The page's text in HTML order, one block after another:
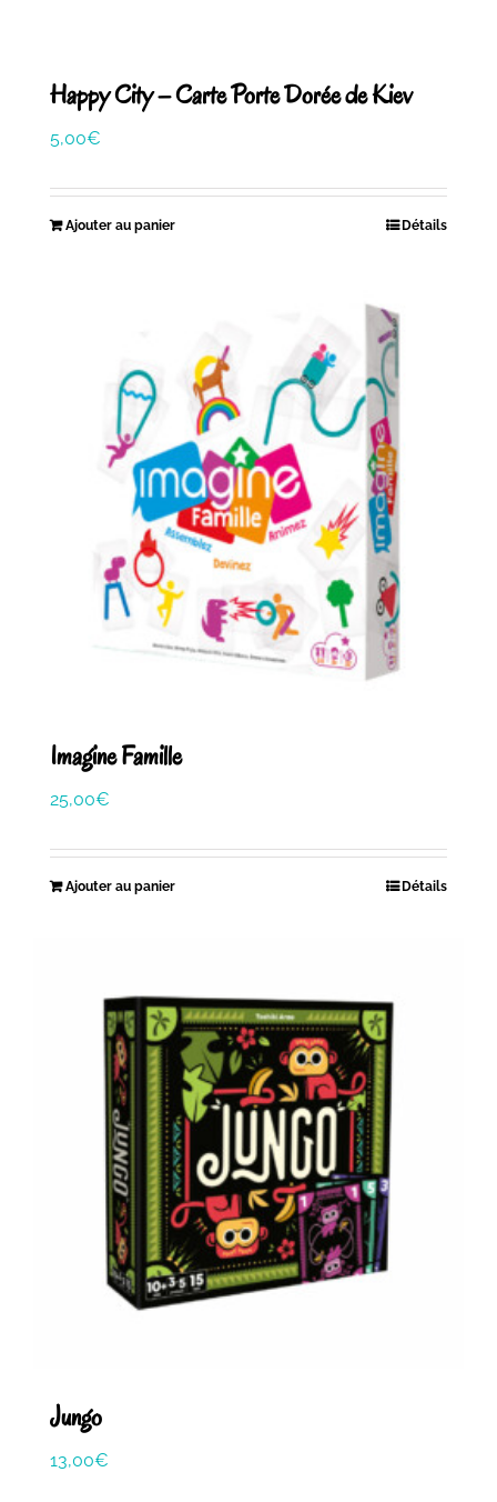
Happy City – Carte Porte Dorée de Kiev
5,00€
Ajouter au panier Détails
Imagine Famille
25,00€
Ajouter au panier Détails
Jungo
13,00€